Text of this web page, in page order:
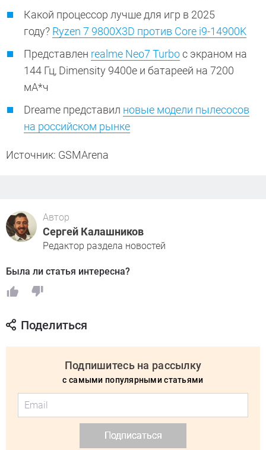
Какой процессор лучше для игр в 2025
году? Ryzen 7 9800X3D против Core i9-14900K
Представлен realme Neo7 Turboс экраном на
144 Гц, Dimensity 9400e и батареей на 7200
мА*ч
Dreame представил новые модели пылесосов
на российском рынке
Источник: GSMArena
Автор
Сергей Калашников
Редактор раздела новостей
Была ли статья интересна?
Поделиться
Подпишитесь на рассылку
с самыми популярными статьями
Подписаться